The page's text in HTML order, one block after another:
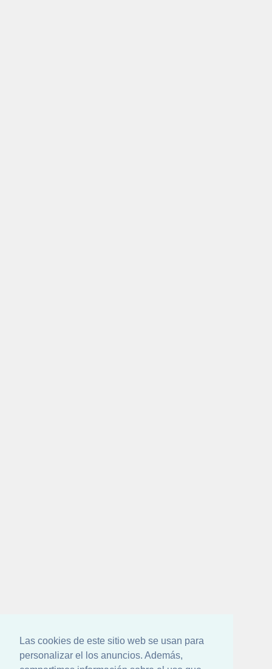
Las cookies de este sitio web se usan para
personalizar el los anuncios. Además,